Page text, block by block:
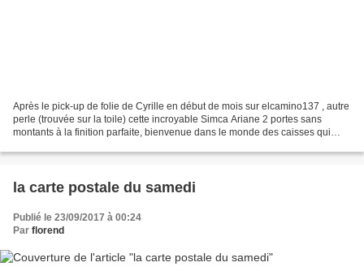
Après le pick-up de folie de Cyrille en début de mois sur elcamino137 , autre
perle (trouvée sur la toile) cette incroyable Simca Ariane 2 portes sans
montants à la finition parfaite, bienvenue dans le monde des caisses qui
la carte postale du samedi
Publié le 23/09/2017 à 00:24
Par florend